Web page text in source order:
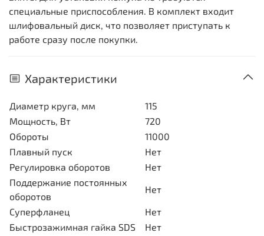
специальные приспособления. В комплект входит
шлифовальный диск, что позволяет приступать к
работе сразу после покупки.
Характеристики
Диаметр круга, мм
115
Мощность, Вт
720
Обороты
11000
Плавный пуск
Нет
Регулировка оборотов
Нет
Поддержание постоянных
оборотов
Нет
Суперфланец
Нет
Быстрозажимная гайка SDS
Нет